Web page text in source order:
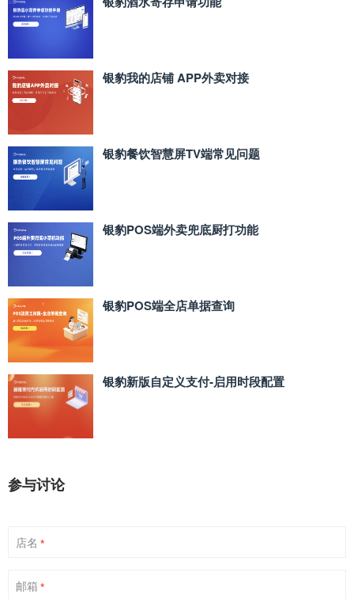
银豹我的店铺 APP外卖对接
银豹餐饮智慧屏TV端常见问题
银豹POS端外卖兜底厨打功能
银豹POS端全店单据查询
银豹新版自定义支付‑启用时段配置
参与讨论
店名 *
邮箱 *